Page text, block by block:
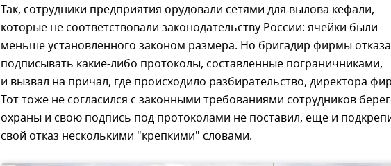
Так, сотрудники предприятия орудовали сетями для вылова кефали,
которые не соответствовали законодательству России: ячейки были
меньше установленного законом размера. Но бригадир фирмы
подписывать какие-либо протоколы, составленные пограничниками,
и вызвал на причал, где происходило разбирательство, директора
Тот тоже не согласился с законными требованиями сотрудников
охраны и свою подпись под протоколами не поставил, еще и
свой отказ несколькими "крепкими" словами.